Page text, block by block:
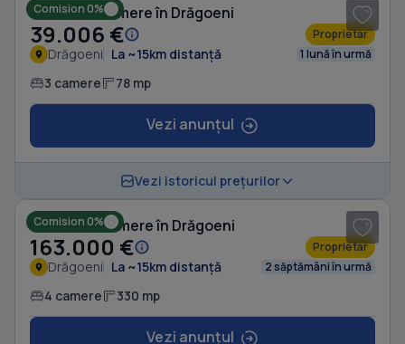
Comision 0%
Casă cu 3 camere în Drăgoeni
39.006 € Proprietar
Drăgoeni La ~15km distanță 1 lună în urmă
3 camere 78 mp
Vezi anunțul
Vezi istoricul prețurilor
Comision 0%
Casă cu 4 camere în Drăgoeni
163.000 € Proprietar
Drăgoeni La ~15km distanță 2 săptămâni în urmă
4 camere 330 mp
Vezi anunțul